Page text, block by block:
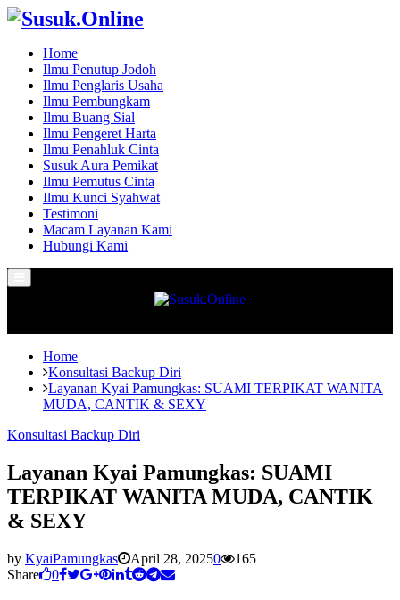
Home
Ilmu Penutup Jodoh
Ilmu Penglaris Usaha
Ilmu Pembungkam
Ilmu Buang Sial
Ilmu Pengeret Harta
Ilmu Penahluk Cinta
Susuk Aura Pemikat
Ilmu Pemutus Cinta
Ilmu Kunci Syahwat
Testimoni
Macam Layanan Kami
Hubungi Kami
Menu
Home
Konsultasi Backup Diri
Layanan Kyai Pamungkas: SUAMI TERPIKAT WANITA
MUDA, CANTIK & SEXY
Konsultasi Backup Diri
Layanan Kyai Pamungkas: SUAMI
TERPIKAT WANITA MUDA, CANTIK
& SEXY
by KyaiPamungkas April 28, 20250
165
Share
0